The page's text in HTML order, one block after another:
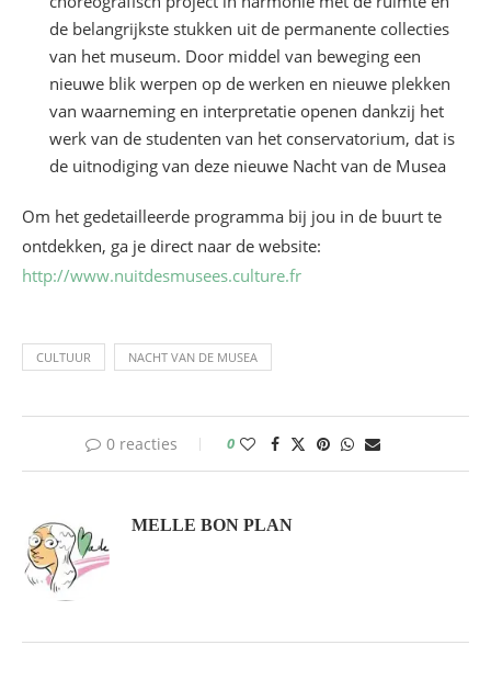
de belangrijkste stukken uit de permanente collecties
van het museum. Door middel van beweging een
nieuwe blik werpen op de werken en nieuwe plekken
van waarneming en interpretatie openen dankzij het
werk van de studenten van het conservatorium, dat is
de uitnodiging van deze nieuwe Nacht van de Musea
Om het gedetailleerde programma bij jou in de buurt te
ontdekken, ga je direct naar de website:
http://www.nuitdesmusees.culture.fr
CULTUUR NACHT VAN DE MUSEA
0 reacties 0
MELLE BON PLAN